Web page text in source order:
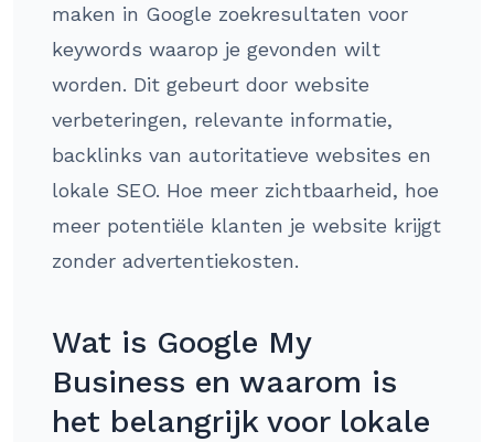
maken in Google zoekresultaten voor
keywords waarop je gevonden wilt
worden. Dit gebeurt door website
verbeteringen, relevante informatie,
backlinks van autoritatieve websites en
lokale SEO. Hoe meer zichtbaarheid, hoe
meer potentiële klanten je website krijgt
zonder advertentiekosten.
Wat is Google My
Business en waarom is
het belangrijk voor lokale